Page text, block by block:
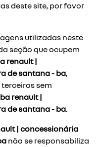
deste site, por favor
utilizadas neste
seção que ocupem
renault |
de santana - ba,
sem
renault |
de santana - ba.
| concessionária
não se responsabiliza